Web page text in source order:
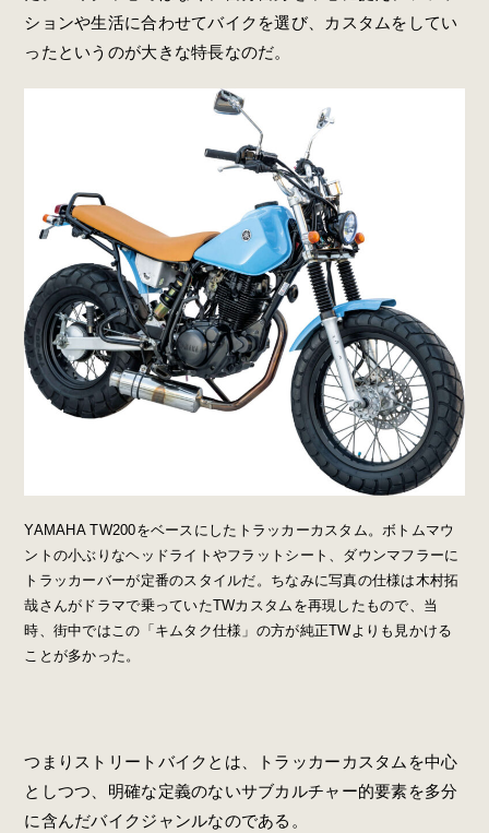
ションや生活に合わせてバイクを選び、カスタムをしてい
ったというのが大きな特長なのだ。
YAMAHA TW200をベースにしたトラッカーカスタム。ボトムマウ
ントの小ぶりなヘッドライトやフラットシート、ダウンマフラーに
トラッカーバーが定番のスタイルだ。ちなみに写真の仕様は木村拓
哉さんがドラマで乗っていたTWカスタムを再現したもので、当
時、街中ではこの「キムタク仕様」の方が純正TWよりも見かける
ことが多かった。
つまりストリートバイクとは、トラッカーカスタムを中心
としつつ、明確な定義のないサブカルチャー的要素を多分
に含んだバイクジャンルなのである。